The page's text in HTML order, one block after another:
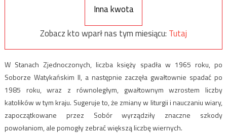
Inna kwota
Zobacz kto wparł nas tym miesiącu: Tutaj
W Stanach Zjednoczonych, liczba księży spadław 1965 roku, po
Soborze Watykańskim II, a następnie zaczęła gwałtownie spadać po
1985 roku, wraz z równoległym, gwałtownym wzrostem liczby
katolików w tym kraju. Sugeruje to, że zmiany w liturgii i nauczaniu wiary,
zapoczątkowane przez Sobór wyrządziły znaczne szkody
powołaniom, ale pomogły zebrać większą liczbę wiernych.